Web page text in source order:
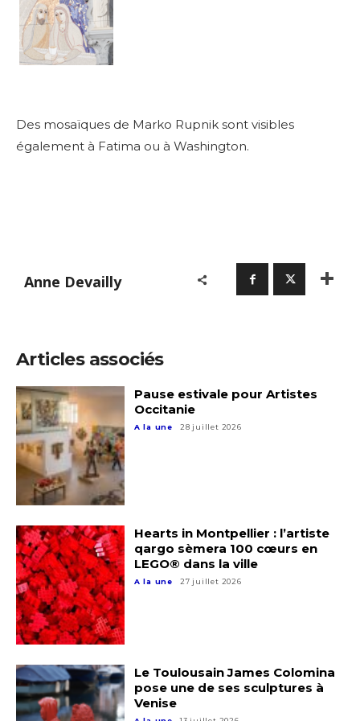
Adresse email*
Nom
Prénom
Des mosaïques de Marko Rupnik sont visibles
également à Fatima ou à Washington.
Anne Devailly
Articles associés
Pause estivale pour Artistes
Occitanie
A la une 28 juillet 2026
Hearts in Montpellier : l’artiste
qargo sèmera 100 cœurs en
LEGO® dans la ville
A la une 27 juillet 2026
Le Toulousain James Colomina
pose une de ses sculptures à
Venise